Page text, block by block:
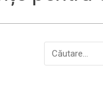
Caută
după: